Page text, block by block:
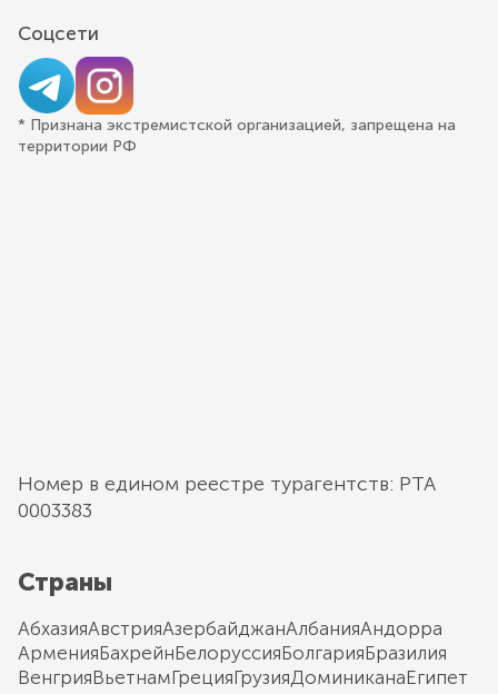
Соцсети
* Признана экстремистской организацией, запрещена на
территории РФ
Номер в едином реестре турагентств: РТА
0003383
Страны
АбхазияАвстрияАзербайджанАлбанияАндорра
АрменияБахрейнБелоруссияБолгарияБразилия
ВенгрияВьетнамГрецияГрузияДоминиканаЕгипет